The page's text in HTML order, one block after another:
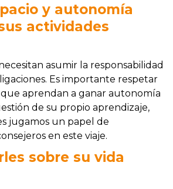
y autonomía
actividades
asumir la responsabilidad
Es importante respetar
que aprendan a ganar autonomía
de su propio aprendizaje,
jugamos un papel de
en este viaje.
sobre su vida